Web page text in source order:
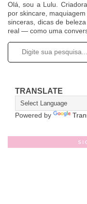
Olá, sou a Lulu.
por skincare,
sinceras, dicas de
real — como uma
TRANSLATE
Powered by